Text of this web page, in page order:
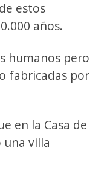
estos
años.
humanos pero
fabricadas por
en la Casa de
villa